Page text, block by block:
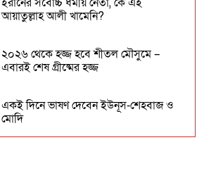
আয়াতুল্লাহ আলী খামেনি?
২০২৬ থেকে হজ্জ হবে শীতল মৌসুমে –
এবারই শেষ গ্রীষ্মের হজ্জ
একই দিনে ভাষণ দেবেন ইউনূস-শেহবাজ ও
মোদি